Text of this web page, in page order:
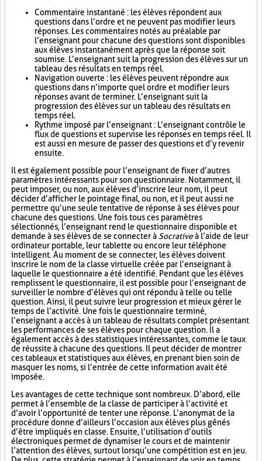
Commentaire instantané : les élèves répondent aux
questions dans l’ordre et ne peuvent pas modifier leurs
réponses. Les commentaires notés au préalable par
l’enseignant pour chacune des questions sont disponibles
aux élèves instantanément après que la réponse soit
soumise. L’enseignant suit la progression des élèves sur un
tableau des résultats en temps réel.
Navigation ouverte : les élèves peuvent répondre aux
questions dans n’importe quel ordre et modifier leurs
réponses avant de terminer. L’enseignant suit la
progression des élèves sur un tableau des résultats en
temps réel.
Rythme imposé par l’enseignant : L’enseignant contrôle le
flux de questions et supervise les réponses en temps réel. Il
est aussi en mesure de passer des questions et d’y revenir
ensuite.
Il est également possible pour l’enseignant de fixer d’autres
paramètres intéressants pour son questionnaire. Notamment, il
peut imposer, ou non, aux élèves d’inscrire leur nom, il peut
décider d’afficher le pointage final, ou non, et il peut aussi ne
permettre qu’une seule tentative de réponse à ses élèves pour
chacune des questions. Une fois tous ces paramètres
sélectionnés, l’enseignant rend le questionnaire disponible et
demande à ses élèves de se connecter à Socrativeà l’aide de leur
ordinateur portable, leur tablette ou encore leur téléphone
intelligent. Au moment de se connecter, les élèves doivent
inscrire le nom de la classe virtuelle créée par l’enseignant à
laquelle le questionnaire a été identifié. Pendant que les élèves
remplissent le questionnaire, il est possible pour l’enseignant de
surveiller le nombre d’élèves qui ont répondu à telle ou telle
question. Ainsi, il peut suivre leur progression et mieux gérer le
temps de l’activité. Une fois le questionnaire terminé,
l’enseignant a accès à un tableau de résultats complet présentant
les performances de ses élèves pour chaque question. Il a
également accès à des statistiques intéressantes, comme le taux
de réussite à chacune des questions. Il peut décider de montrer
ces tableaux et statistiques aux élèves, en prenant bien soin de
masquer les noms, si l’entrée de cette information avait été
imposée.
Les avantages de cette technique sont nombreux. D’abord, elle
permet à l’ensemble de la classe de participer à l’activité et
d’avoir l’opportunité de tenter une réponse. L’anonymat de la
procédure donne d’ailleurs l’occasion aux élèves plus gênés
d’être impliqués en classe. Ensuite, l’utilisation d’outils
électroniques permet de dynamiser le cours et de maintenir
l’attention des élèves, surtout lorsqu’une compétition est en jeu.